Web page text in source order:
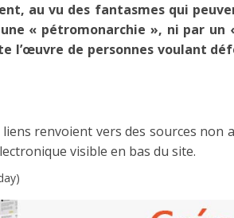
au vu des fantasmes qui
« pétromonarchie », ni par
l’œuvre de personnes voulant
liens renvoient vers des sources non
visible en bas du site.